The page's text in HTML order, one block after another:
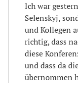
Ich war
Selenskyj,
und Kollegen
richtig, dass
diese
und dass da
übernommen